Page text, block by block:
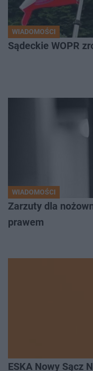
WIADOMOŚCI
Sądeckie WOPR
WIADOMOŚCI
Zarzuty dla
prawem
ESKA Nowy Sącz